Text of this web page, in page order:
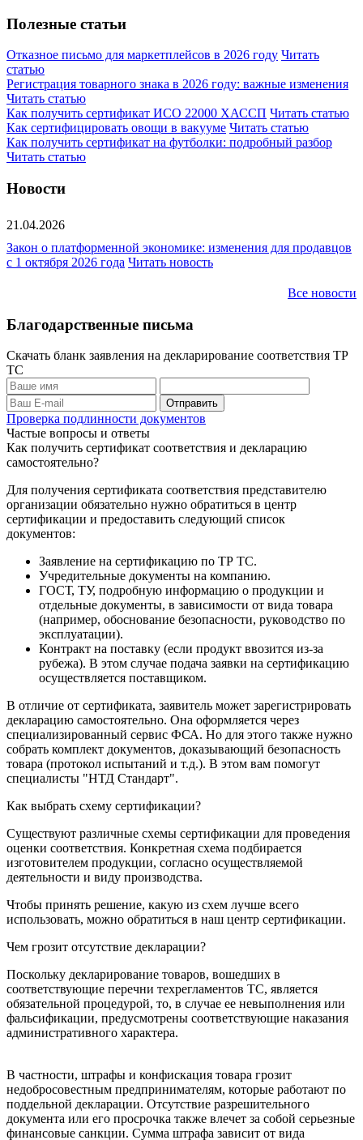
Полезные статьи
Отказное письмо для маркетплейсов в 2026 году Читать
статью
Регистрация товарного знака в 2026 году: важные изменения
Читать статью
Как получить сертификат ИСО 22000 ХАССП Читать статью
Как сертифицировать овощи в вакууме Читать статью
Как получить сертификат на футболки: подробный разбор
Читать статью
Новости
21.04.2026
Закон о платформенной экономике: изменения для продавцов
с 1 октября 2026 года Читать новость
Все новости
Благодарственные письма
Скачать бланк заявления на декларирование соответствия ТР
ТС
Проверка подлинности документов
Частые вопросы и ответы
Как получить сертификат соответствия и декларацию
самостоятельно?
Для получения сертификата соответствия представителю
организации обязательно нужно обратиться в центр
сертификации и предоставить следующий список
документов:
Заявление на сертификацию по ТР ТС.
Учредительные документы на компанию.
ГОСТ, ТУ, подробную информацию о продукции и
отдельные документы, в зависимости от вида товара
(например, обоснование безопасности, руководство по
эксплуатации).
Контракт на поставку (если продукт ввозится из-за
рубежа). В этом случае подача заявки на сертификацию
осуществляется поставщиком.
В отличие от сертификата, заявитель может зарегистрировать
декларацию самостоятельно. Она оформляется через
специализированный сервис ФСА. Но для этого также нужно
собрать комплект документов, доказывающий безопасность
товара (протокол испытаний и т.д.). В этом вам помогут
специалисты "НТД Стандарт".
Как выбрать схему сертификации?
Существуют различные схемы сертификации для проведения
оценки соответствия. Конкретная схема подбирается
изготовителем продукции, согласно осуществляемой
деятельности и виду производства.
Чтобы принять решение, какую из схем лучше всего
использовать, можно обратиться в наш центр сертификации.
Чем грозит отсутствие декларации?
Поскольку декларирование товаров, вошедших в
соответствующие перечни техрегламентов ТС, является
обязательной процедурой, то, в случае ее невыполнения или
фальсификации, предусмотрены соответствующие наказания
административного характера.
В частности, штрафы и конфискация товара грозит
недобросовестным предпринимателям, которые работают по
поддельной декларации. Отсутствие разрешительного
документа или его просрочка также влечет за собой серьезные
финансовые санкции. Сумма штрафа зависит от вида